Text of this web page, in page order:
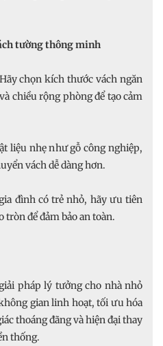
tường thông minh
chọn kích thước vách ngăn
chiều rộng phòng để tạo cảm
liệu nhẹ như gỗ công nghiệp,
vách dễ dàng hơn.
đình có trẻ nhỏ, hãy ưu tiên
tròn để đảm bảo an toàn.
pháp lý tưởng cho nhà nhỏ
gian linh hoạt, tối ưu hóa
thoáng đãng và hiện đại thay
thống.